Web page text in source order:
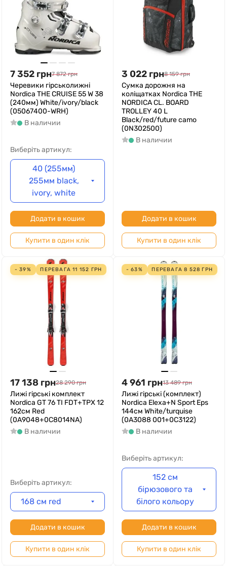
7 352 грн7 872 грн
Черевики гірськолижні
Nordica THE CRUISE 55 W 38
(240мм) White/ivory/black
(05067400-WRH)
В наличии
Виберіть артикул:
40 (255мм)
255мм black,
ivory, white
Додати в кошик
Купити в один клік
3 022 грн8 159 грн
Сумка дорожня на
коліщатках Nordica THE
NORDICA CL. BOARD
TROLLEY 40 L
Black/red/future camo
(0N302500)
В наличии
Додати в кошик
Купити в один клік
- 39% ПЕРЕВАГА11 152 ГРН
17 138 грн28 290 грн
Лижі гірські комплект
Nordica GT 76 TI FDT+TPX 12
162см Red
(0A9048+0C8014NA)
В наличии
Виберіть артикул:
168 см red
Додати в кошик
Купити в один клік
- 63% ПЕРЕВАГА8 528 ГРН
4 961 грн13 489 грн
Лижі гірські (комплект)
Nordica Elexa+N Sport Eps
144см White/turquise
(0A3088 001+0C3122)
В наличии
Виберіть артикул:
152 см
бірюзового та
білого кольору
Додати в кошик
Купити в один клік